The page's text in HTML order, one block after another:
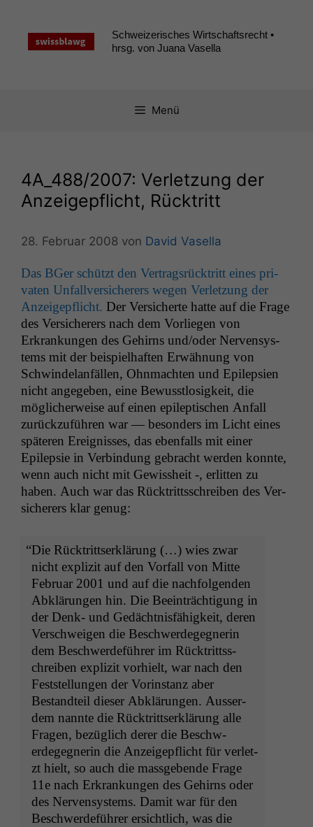
springen
Schweizerisches Wirtschaftsrecht •
hrsg. von Juana Vasella
Menü
4A_488/2007: Verletzung der
Anzeigepflicht, Rücktritt
28. Februar 2008 von David Vasella
Das BGer schützt den Ver­tragsrück­tritt eines pri­
vat­en Unfal­lver­sicher­ers wegen Ver­let­zung der
Anzeigepflicht. Der Ver­sicherte hat­te auf die Frage
des Ver­sicher­ers nach dem Vor­liegen von
Erkrankun­gen des Gehirns und/oder Ner­ven­sys­
tems mit der beispiel­haften Erwäh­nung von
Schwinde­lan­fällen, Ohn­macht­en und Epilep­sien
nicht angegeben, eine Bewusst­losigkeit, die
möglicher­weise auf einen epilep­tis­chen Anfall
zurück­zuführen war — beson­ders im Licht eines
späteren Ereigniss­es, das eben­falls mit ein­er
Epilep­sie in Verbindung gebracht wer­den kon­nte,
wenn auch nicht mit Gewis­sheit -, erlit­ten zu
haben. Auch war das Rück­trittss­chreiben des Ver­
sicher­ers klar genug:
“Die Rück­trittserk­lärung (…) wies zwar
nicht expliz­it auf den Vor­fall von Mitte
Feb­ru­ar 2001 und auf die nach­fol­gen­den
Abklärun­gen hin. Die Beein­träch­ti­gung in
der Denk- und Gedächt­n­is­fähigkeit, deren
Ver­schweigen die Beschw­erdegeg­ner­in
dem Beschw­erde­führer im Rück­trittss­
chreiben expliz­it vorhielt, war nach den
Fest­stel­lun­gen der Vorin­stanz aber
Bestandteil dieser Abklärun­gen. Ausser­
dem nan­nte die Rück­trittserk­lärung alle
Fra­gen, bezüglich der­er die Beschw­
erdegeg­ner­in die Anzeigepflicht für ver­let­
zt hielt, so auch die mass­gebende Frage
11e nach Erkrankun­gen des Gehirns oder
des Ner­ven­sys­tems. Damit war für den
Beschw­erde­führer ersichtlich, was die